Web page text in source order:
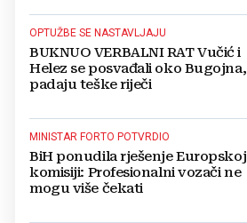
OPTUŽBE SE NASTAVLJAJU
BUKNUO VERBALNI RAT Vučić i
Helez se posvađali oko Bugojna,
padaju teške riječi
MINISTAR FORTO POTVRDIO
BiH ponudila rješenje Europskoj
komisiji: Profesionalni vozači ne
mogu više čekati